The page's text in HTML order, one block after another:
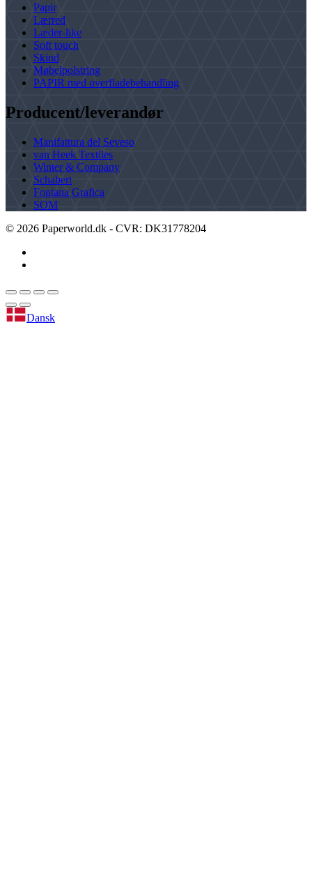
Papir
Lærred
Læder-like
Soft touch
Skind
Møbelpolstring
PAPIR med overfladebehandling
Producent/leverandør
Manifattura del Seveso
van Heek Textiles
Winter & Company
Schabert
Fontana Grafica
SOM
© 2026 Paperworld.dk - CVR: DK31778204
Dansk